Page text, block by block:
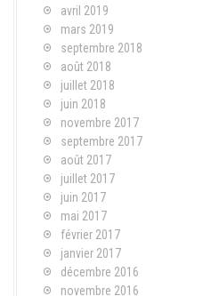
avril 2019
mars 2019
septembre 2018
août 2018
juillet 2018
juin 2018
novembre 2017
septembre 2017
août 2017
juillet 2017
juin 2017
mai 2017
février 2017
janvier 2017
décembre 2016
novembre 2016